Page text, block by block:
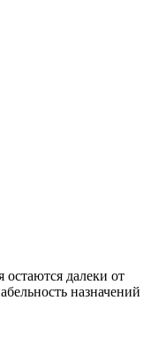
далеки от
назначений